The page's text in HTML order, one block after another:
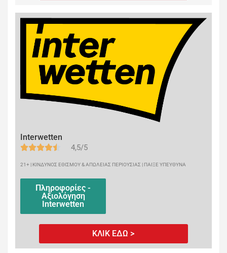
Interwetten
4,5/5
21+ | ΚΙΝΔΥΝΟΣ ΕΘΙΣΜΟΥ & ΑΠΩΛΕΙΑΣ ΠΕΡΙΟΥΣΙΑΣ | ΠΑΙΞΕ ΥΠΕΥΘΥΝΑ
Πληροφορίες -
Αξιολόγηση
Interwetten
ΚΛΙΚ ΕΔΩ >